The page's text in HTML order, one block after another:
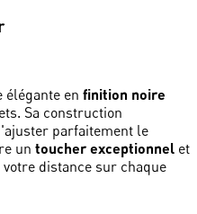
élégante en finition noire
Sa construction
parfaitement le
un toucher exceptionnel et
distance sur chaque